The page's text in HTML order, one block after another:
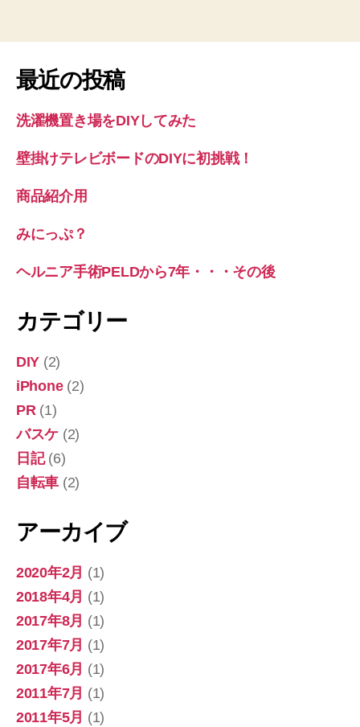
手
目”
最近の投稿
洗濯機置き場をDIYしてみた
壁掛けテレビボードのDIYに初挑戦！
商品紹介用
みにっぷ？
ヘルニア手術PELDから7年・・・その後
カテゴリー
DIY (2)
iPhone(2)
PR(1)
バスケ (2)
日記(6)
自転車 (2)
アーカイブ
2020年2月 (1)
2018年4月 (1)
2017年8月 (1)
2017年7月 (1)
2017年6月 (1)
2011年7月 (1)
2011年5月 (1)